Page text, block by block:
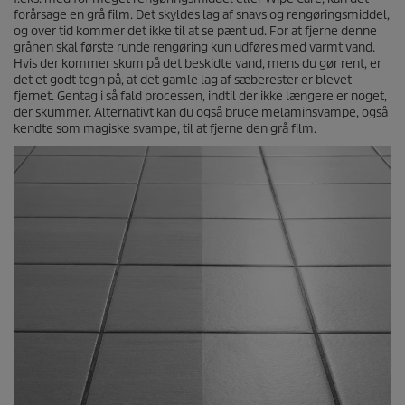
forårsage en grå film. Det skyldes lag af snavs og rengøringsmiddel,
og over tid kommer det ikke til at se pænt ud. For at fjerne denne
grånen skal første runde rengøring kun udføres med varmt vand.
Hvis der kommer skum på det beskidte vand, mens du gør rent, er
det et godt tegn på, at det gamle lag af sæberester er blevet
fjernet. Gentag i så fald processen, indtil der ikke længere er noget,
der skummer. Alternativt kan du også bruge melaminsvampe, også
kendte som magiske svampe, til at fjerne den grå film.